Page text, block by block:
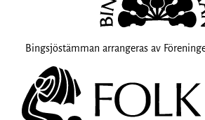
Bingsjöstämman arrangeras av